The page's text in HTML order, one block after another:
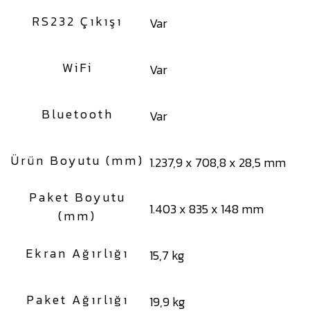
RS232 Çıkışı Var
WiFi Var
Bluetooth Var
Ürün Boyutu (mm) 1.237,9 x 708,8 x 28,5 mm
Paket Boyutu
(mm)
1.403 x 835 x 148 mm
Ekran Ağırlığı 15,7 kg
Paket Ağırlığı 19,9 kg